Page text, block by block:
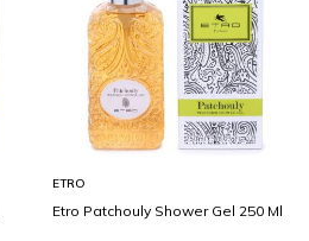
ETRO
Etro Patchouly Shower Gel 250 Ml